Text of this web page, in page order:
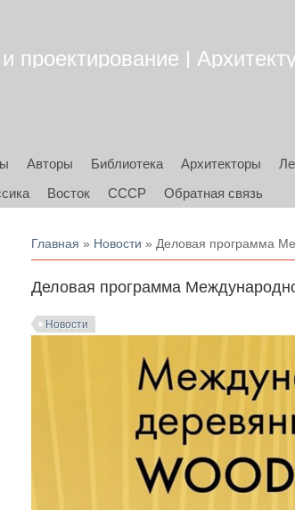
проектирование |
Авторы Библиотека Архитекторы
Восток СССР Обратная связь
Вы здесь
Главная » Новости » Деловая программа
Деловая программа
Новости